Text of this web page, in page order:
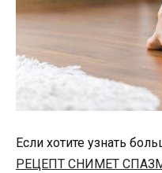
Если хотите узнать
РЕЦЕПТ СНИМЕТ